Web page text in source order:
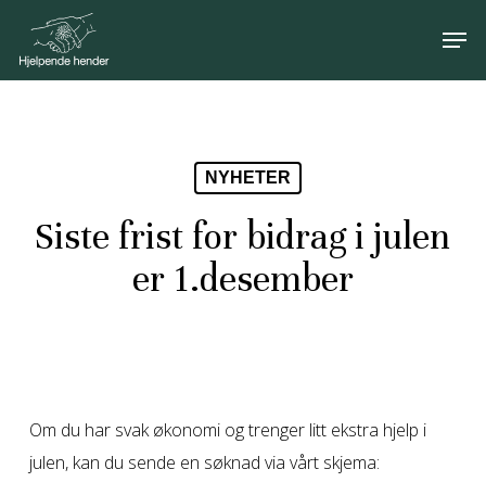
main
NYHETER
Siste frist for bidrag i julen
er 1.desember
Om du har svak økonomi og trenger litt ekstra hjelp i
julen, kan du sende en søknad via vårt skjema: